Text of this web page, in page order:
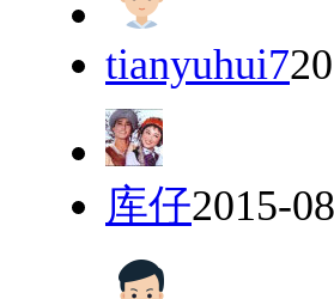
tianyuhui7
库仔2015-